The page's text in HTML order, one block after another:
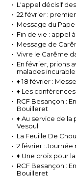
L'appel décisif
22 février :
Message du
Fin de vie : appel
Message de
Vivre le Carême
En février, prions
malades
♦ 18 février :
♦ Les
RCF Besançon :
Bouilleret
♦ Au service de la
Vesoul
La Feuille De
2 février :
♦ Une croix pour
RCF Besançon :
Bouilleret